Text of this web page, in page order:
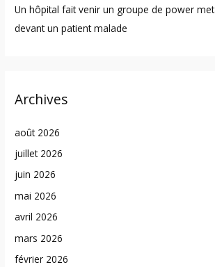
Un hôpital fait venir un groupe de power
devant un patient malade
Archives
août 2026
juillet 2026
juin 2026
mai 2026
avril 2026
mars 2026
février 2026